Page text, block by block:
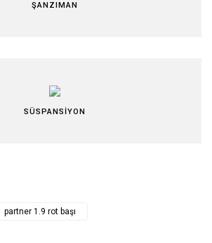
ŞANZIMAN
SÜSPANSİYON
partner 1.9 rot başı